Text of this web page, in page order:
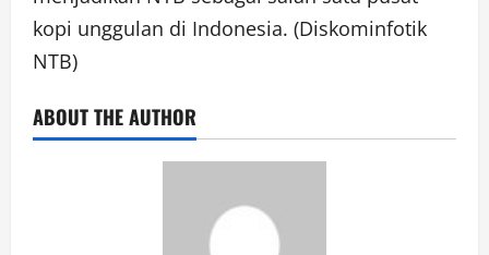
kopi unggulan di Indonesia. (Diskominfotik
NTB)
ABOUT THE AUTHOR